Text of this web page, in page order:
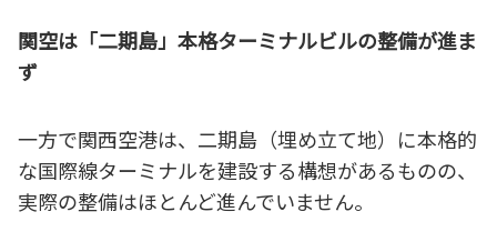
関空は「二期島」本格ターミナルビルの整備が進ま
ず
一方で関西空港は、二期島（埋め立て地）に本格的
な国際線ターミナルを建設する構想があるものの、
実際の整備はほとんど進んでいません。